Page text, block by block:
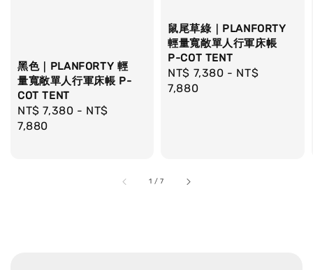
黑色｜PLANFORTY 輕
量寬敞單人行軍床帳 P-
COT TENT
Regular
price
NT$ 7,380 - NT$
7,880
鼠尾草綠｜PLANFORTY
輕量寬敞單人行軍床帳
P-COT TENT
Regular
price
NT$ 7,380 - NT$
7,880
1 /7